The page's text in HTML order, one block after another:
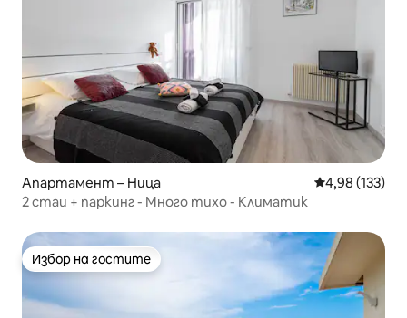
Апартамент – Ница Средна
4,98 (133)
2 стаи + паркинг - Много тихо - Климатик
Избор на гостите
Избор на гостите